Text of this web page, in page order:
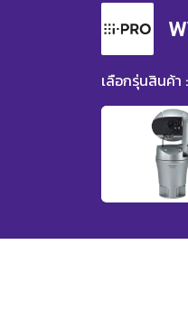
เลือกรุ่นสินค้า :